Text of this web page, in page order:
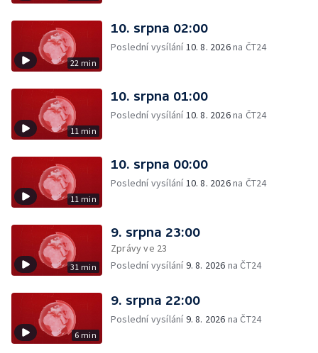
22 min
10. srpna 02:00
Poslední vysílání10. 8. 2026na ČT24
11 min
10. srpna 01:00
Poslední vysílání10. 8. 2026na ČT24
11 min
10. srpna 00:00
Poslední vysílání10. 8. 2026na ČT24
31 min
9. srpna 23:00
Zprávy ve 23
Poslední vysílání9. 8. 2026 na ČT24
6 min
9. srpna 22:00
Poslední vysílání9. 8. 2026 na ČT24